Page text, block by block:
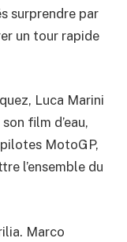
surprendre par
un tour rapide
Luca Marini
film d’eau,
MotoGP,
l’ensemble du
Marco